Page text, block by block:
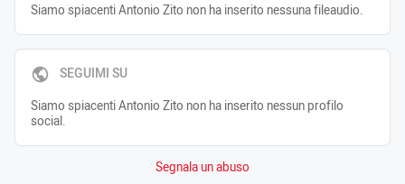
Siamo spiacenti Antonio Zito non ha inserito nessuna fileaudio.
SEGUIMI SU
Siamo spiacenti Antonio Zito non ha inserito nessun profilo
social.
Segnala un abuso